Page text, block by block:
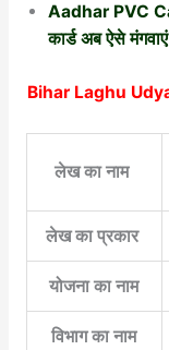
Aadhar PVC
कार्ड अब ऐसे
Bihar Laghu
लेख का नाम
लेख का प्रकार
योजना का नाम
विभाग का नाम